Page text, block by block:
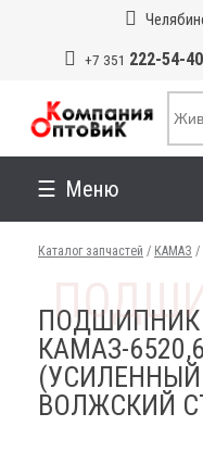
+7 351 222-54-40,
Меню
Каталог запчастей / КАМАЗ /
КАМАЗ-
ВОЛЖСКИЙ